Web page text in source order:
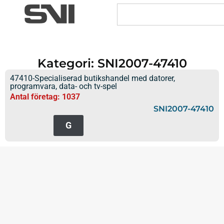
Kategori: SNI2007-47410
47410-Specialiserad butikshandel med datorer,
programvara, data- och tv-spel
Antal företag: 1037
SNI2007-47410
G